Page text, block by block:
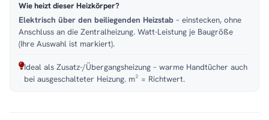
Wie heizt dieser Heizkörper?
Elektrisch über den beiliegenden Heizstab – einstecken, ohne
Anschluss an die Zentralheizung. Watt-Leistung je Baugröße
(Ihre Auswahl ist markiert).
Ideal als Zusatz-/Übergangsheizung – warme Handtücher auch
bei ausgeschalteter Heizung. m² = Richtwert.